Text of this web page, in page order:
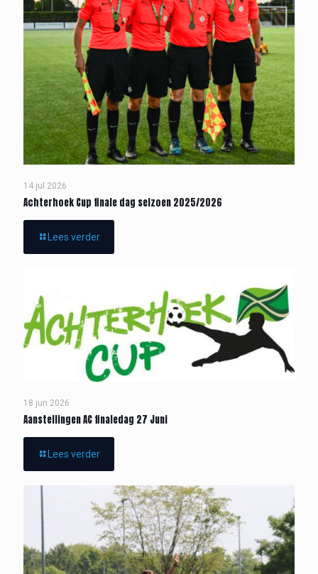
14 jul 2026
Achterhoek Cup finale dag seizoen 2025/2026
Lees verder
18 jun 2026
Aanstellingen AC finaledag 27 Juni
Lees verder